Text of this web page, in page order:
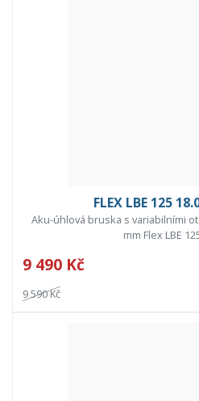
FLEX LBE 125
Aku-úhlová bruska s variabilními
mm Flex LBE
9 490 Kč
9 590 Kč